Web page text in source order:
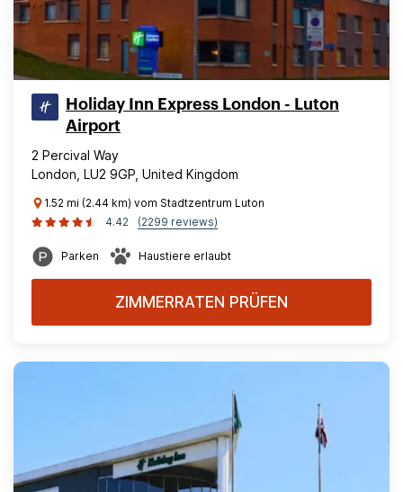
Holiday Inn Express London - Luton
Airport
2 Percival Way
London, LU2 9GP, United Kingdom
1.52 mi (2.44 km) vom Stadtzentrum Luton
4.42
(2299 reviews)
Parken Haustiere erlaubt
ZIMMERRATEN PRÜFEN